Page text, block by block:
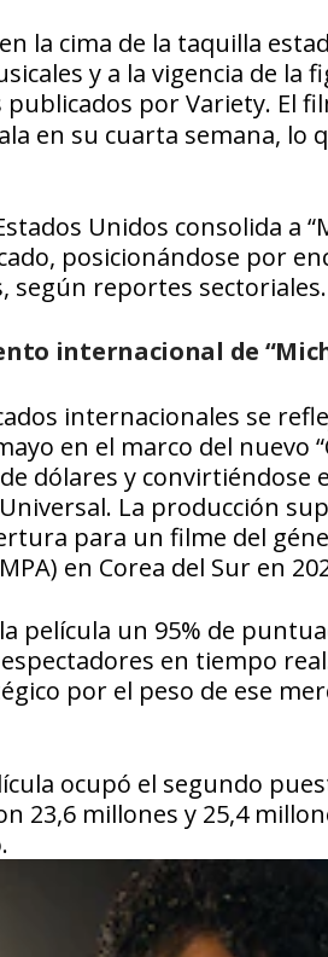
la cima de la taquilla
y a la vigencia de la
publicados porVariety. El
en su cuarta semana, lo
Unidos consolida a
posicionándose por
según reportes sectoriales.
internacional de
internacionales se
en el marco del nuevo
dólares y
La producción
para un filme del
en Corea del Sur en
película un 95% de
en tiempo
por el peso de ese
ocupó el segundo
23,6 millones y 25,4